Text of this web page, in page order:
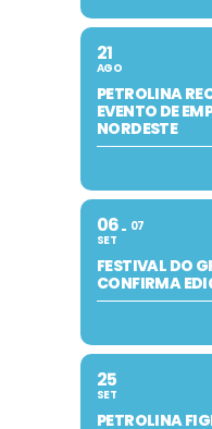
21
AGO
PETROLINA
EVENTO DE
NORDESTE
06
SET
07
FESTIVAL DO
CONFIRMA
25
SET
PETROLINA